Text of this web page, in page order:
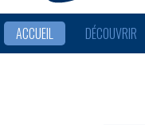
ACCUEIL DÉCOUVRIR